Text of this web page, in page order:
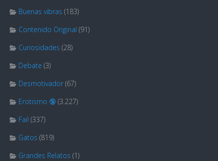
Buenas vibras (183)
Contenido Original (91)
Curiosidades (28)
Debate (3)
Desmotivador (67)
Erotismo 🔞 (3.227)
Fail (337)
Gatos (819)
Grandes Relatos (1)